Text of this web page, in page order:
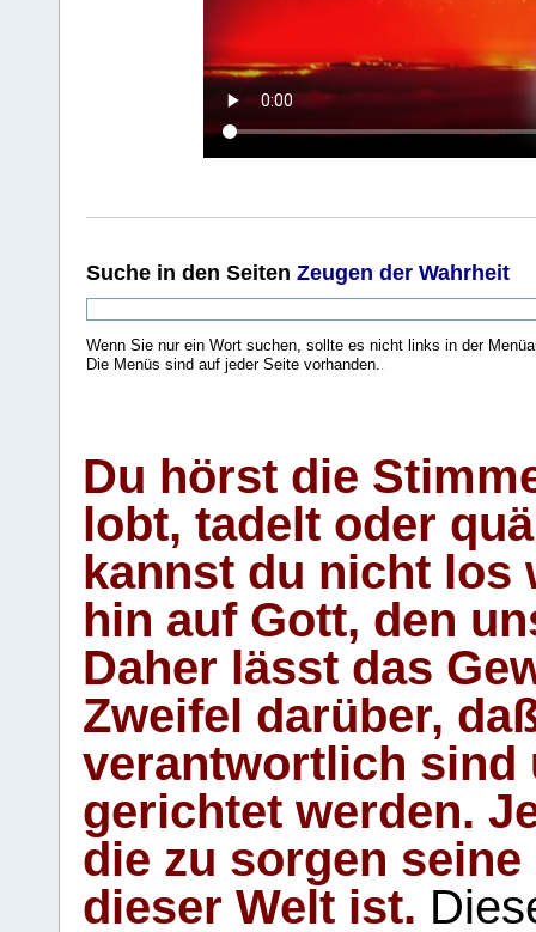
Suche in den Seiten Zeugen der Wahrheit
Wenn Sie nur ein Wort suchen, sollte es nicht links in der
Die Menüs sind auf jeder Seite vorhanden.
Du hörst die
lobt, tadelt oder
kannst du nicht los
hin auf Gott, den
Daher lässt das
Zweifel darüber,
verantwortlich sind
gerichtet werden.
die zu sorgen
dieser Welt ist.